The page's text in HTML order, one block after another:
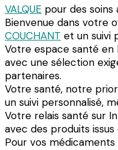
VALQUE pour des soins
Bienvenue dans votre
COUCHANT et un suivi
Votre espace santé en
avec une sélection
partenaires.
Votre santé, notre
un suivi personnalisé,
Votre relais santé sur
avec des produits
Pour vos